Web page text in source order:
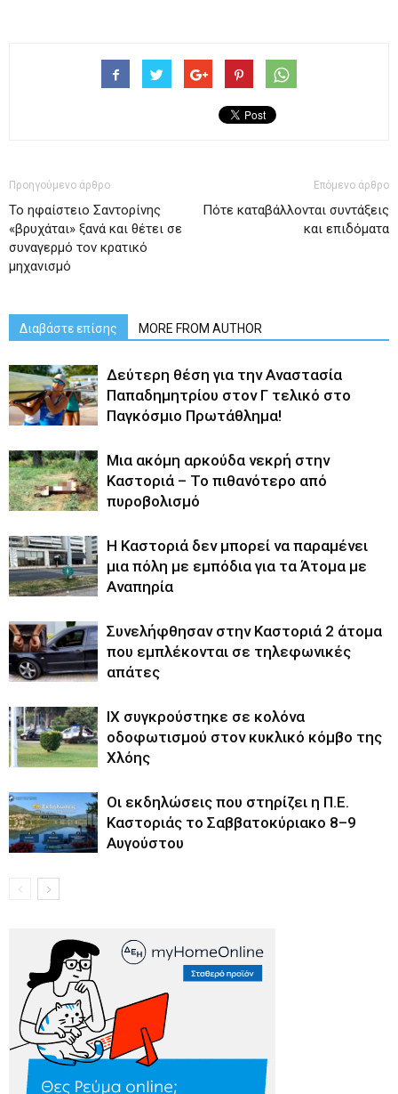
Προηγούμενο άρθρο
Το ηφαίστειο Σαντορίνης
«βρυχάται» ξανά και θέτει σε
συναγερμό τον κρατικό
μηχανισμό
Επόμενο άρθρο
Πότε καταβάλλονται συντάξεις
και επιδόματα
Διαβάστε επίσης MORE FROM AUTHOR
Δεύτερη θέση για την Αναστασία
Παπαδημητρίου στον Γ τελικό στο
Παγκόσμιο Πρωτάθλημα!
Μια ακόμη αρκούδα νεκρή στην
Καστοριά – Το πιθανότερο από
πυροβολισμό
Η Καστοριά δεν μπορεί να παραμένει
μια πόλη με εμπόδια για τα Άτομα με
Αναπηρία
Συνελήφθησαν στην Καστοριά 2 άτομα
που εμπλέκονται σε τηλεφωνικές
απάτες
ΙΧ συγκρούστηκε σε κολόνα
οδοφωτισμού στον κυκλικό κόμβο της
Χλόης
Οι εκδηλώσεις που στηρίζει η Π.Ε.
Καστοριάς το Σαββατοκύριακο 8–9
Αυγούστου